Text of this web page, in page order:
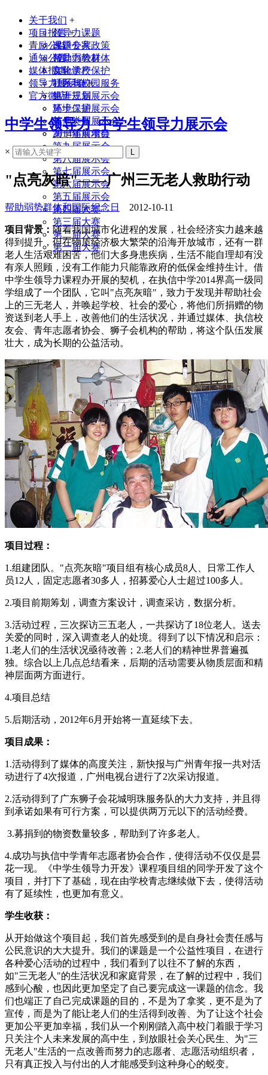
关于我们 +
领导力课题
课题专家
领导力教材
实验学校
联系我们
项目报告 +
改进公共政策
帮助弱势群体
文化遗产保护
社区与校园服务
生涯规划
环境保护
其他类型
2014年前项目
青励公益
通知公告
媒体报道
领导力展示会 +
第十三届展示会
第十二届展示会
第十一届展示会
第十届展示会
第九届展示会
第八届展示会
第七届展示会
第六届展示会
第五届展示会
第四届大赛
第三届大赛
第二届大赛
第一届大赛
官方微店
中学生领导力_中学生领导力展示会
×
"点亮灰暗"——广州三无老人救助行动
帮助弱势群体和国际纪念日 2012-10-11
项目背景： 随着我国城市化进程的发展，社会经济实力越来越
得到提升，但在物质经济极大繁荣的沿海开放城市，还有一群
老人生活艰难困苦，他们大多身患疾病，生活不能自理却有没
有亲人照顾，没有工作能力只能靠政府的低保金维持生计。借
中学生领导力课程办开展的契机，在执信中学2014界高一级同
学组成了一个团队，它叫"点亮灰暗"，致力于发现并帮助社会
上的三无老人，并唤起学校、社会的爱心，将他们所捐赠的物
资送到老人手上，改善他们的生活状况，并通过媒体、执信校
友会、青年志愿者协会、狮子会机构的帮助，将这个队伍发展
壮大，成为长期的公益活动。
项目过程：
1.组建团队。"点亮灰暗"项目组有核心成员8人、日常工作人
员12人，固定志愿者30多人，招募爱心人士超过100多人。
2.项目前期筹划，调查方案设计，调查采访，数据分析。
3.活动过程，三次探访三五老人，一共探访了18位老人。送去
关爱的同时，深入调查老人的处境。得到了以下情况和启示：
1.老人们的生活状况亟待改善；2.老人们的精神世界普遍孤
独。综合以上几点总结看来，后期的活动需要从物质层面和精
神层面两方面进行。
4.项目总结
5.后期活动，2012年6月开始将一直延续下去。
项目成果：
1.活动得到了媒体的高度关注，新快报与广州青年报一共对活
动进行了4次报道，广州电视台进行了2次采访报道。
2.活动得到了广东狮子会花城明珠服务队的大力支持，并且得
到承诺如果有可行方案，可以提供两万元以下的活动经费。
3.募捐到的物资数量较多，帮助到了许多老人。
4.成功与执信中学青年志愿者协会合作，使得活动不仅仅是昙
花一现。《中学生领导力开发》课程项目组的同学开发了这个
项目，并打下了基础，现在由学校青志继续做下去，使得活动
有了延续性，也更加有意义。
学生收获：
从开始做这个项目起，我们首先感受到的是自身社会责任感与
公民意识的大大提升。我们的课题是一个公益性项目，在进行
各种爱心活动的过程中，我们看到了以往不了解的东西，
如"三无老人"的生活状况和家庭背景，在了解的过程中，我们
感到心酸，也因此更加坚定了自己要完成这一课题的信念。我
们也端正了自己完成课题的目的，不是为了拿奖，更不是为了
宣传，而是为了能让老人们的生活得到改善、为了让这个社会
更加公平更加幸福，我们从一个刚刚踏入高中校门着眼于学习
只关注个人未来发展的高中生，到放眼社会关心民生、为"三
无老人"生活的一点改善而努力的志愿者、志愿活动组织者，
只有真正投入与付出的人才能感受到这种身心的蜕变。